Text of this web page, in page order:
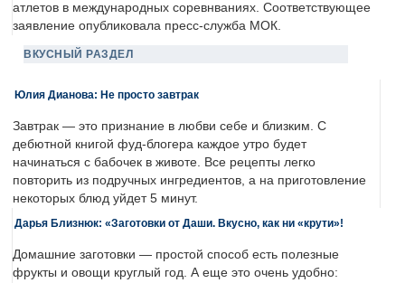
атлетов в международных соревнваниях. Соответствующее
заявление опубликовала пресс-служба МОК.
ВКУСНЫЙ РАЗДЕЛ
Юлия Дианова: Не просто завтрак
Завтрак — это признание в любви себе и близким. С
дебютной книгой фуд-блогера каждое утро будет
начинаться с бабочек в животе. Все рецепты легко
повторить из подручных ингредиентов, а на приготовление
некоторых блюд уйдет 5 минут.
Дарья Близнюк: «Заготовки от Даши. Вкусно, как ни «крути»!
Домашние заготовки — простой способ есть полезные
фрукты и овощи круглый год. А еще это очень удобно: